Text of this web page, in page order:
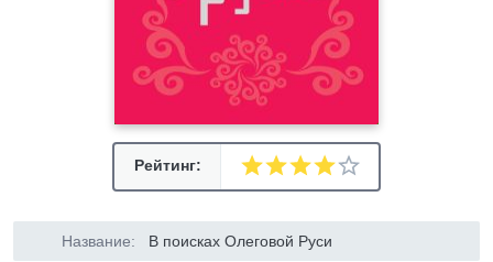
Рейтинг:
Название: В поисках Олеговой Руси